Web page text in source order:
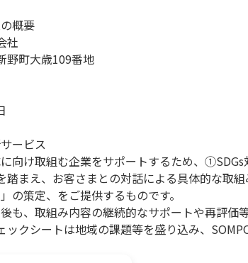
概要
社
野町大歳109番地
ービス
向け取組む企業をサポートするため、
踏まえ、お客さまとの対話による具体的な取
の策定、をご提供するものです。
も、取組み内容の継続的なサポートや再評価
クシートは地域の課題等を盛り込み、